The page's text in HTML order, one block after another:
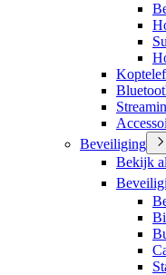
Beveiliging
Bekijk